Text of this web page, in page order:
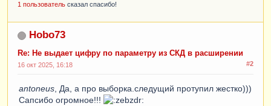
1 пользователь сказал спасибо!
Hobo73
Re: Не выдает цифру по параметру из СКД в расширении
#2
16 окт 2025, 16:18
antoneus , Да, а про выборка.следущий протупил жестко)))
Сапсибо огромное!!!